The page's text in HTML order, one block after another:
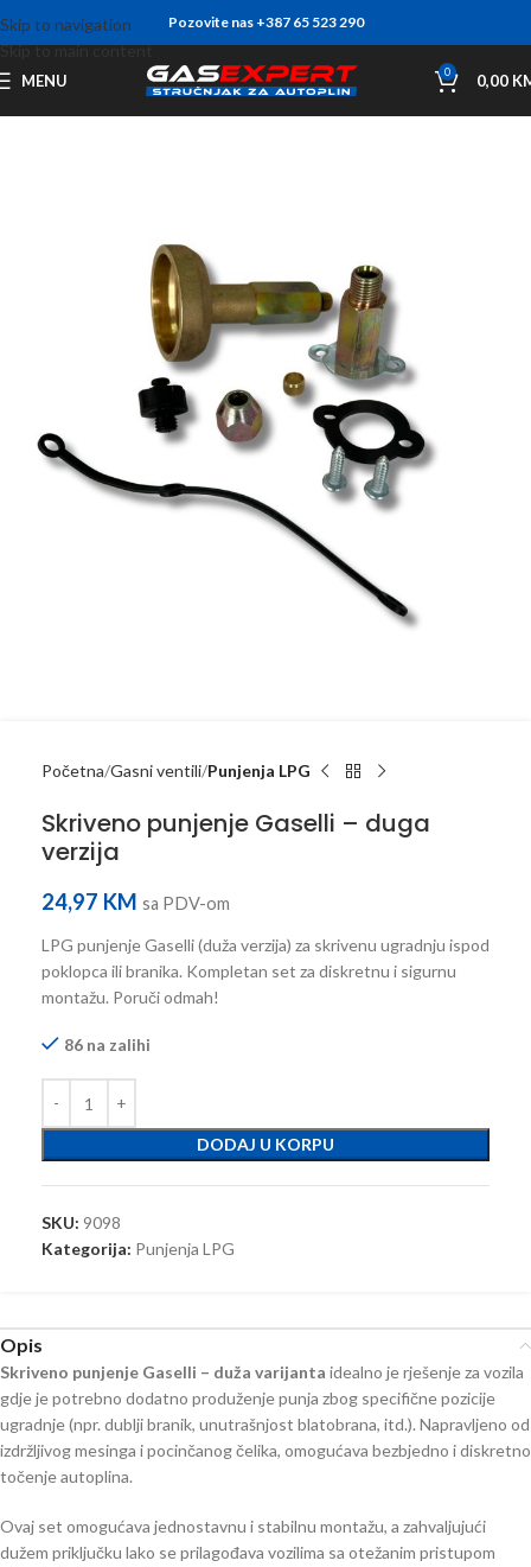
Skip to navigation
Skip to main content
Pozovite nas +387 65 523 290
MENU 0 0,00
Početna Gasni ventili Punjenja LPG
Skriveno punjenje Gaselli – duga
verzija
24,97 KM sa PDV-om
LPG punjenje Gaselli (duža verzija) za skrivenu ugradnju ispod
poklopca ili branika. Kompletan set za diskretnu i sigurnu
montažu. Poruči odmah!
86 na zalihi
DODAJ U KORPU
SKU: 9098
Kategorija: Punjenja LPG
Opis
Skriveno punjenje Gaselli – duža varijanta idealno je rješenje za vozila
gdje je potrebno dodatno produženje punja zbog specifične pozicije
ugradnje (npr. dublji branik, unutrašnjost blatobrana, itd.). Napravljeno od
izdržljivog mesinga i pocinčanog čelika, omogućava bezbjedno i diskretno
točenje autoplina.
Ovaj set omogućava jednostavnu i stabilnu montažu, a zahvaljujući
dužem priključku lako se prilagođava vozilima sa otežanim pristupom